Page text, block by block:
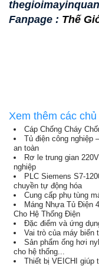
Fanpage : Thế
Xem thêm các
Cáp Chống Cháy
Tủ điện công nghiệp
an toàn
Rơ le trung gian
nghiệp
PLC Siemens S7-
chuyền tự động hóa
Cung cấp phụ tùng
Máng Nhựa Tủ Điện
Cho Hệ Thống Điện
Đặc điểm và ứng
Vai trò của máy biến
Sản phẩm ống hơi
cho hệ thống...
Thiết bị VEICHI giúp